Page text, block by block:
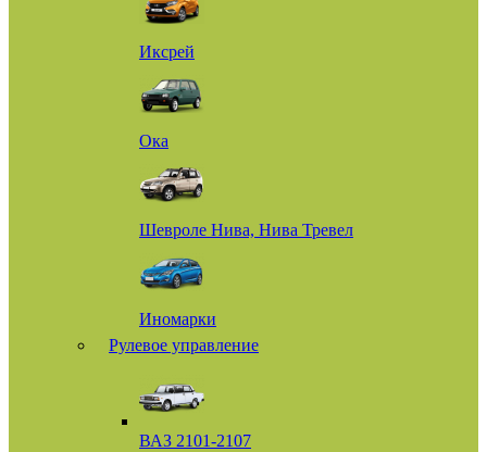
Иксрей
Ока
Шевроле Нива, Нива Тревел
Иномарки
Рулевое управление
ВАЗ 2101-2107